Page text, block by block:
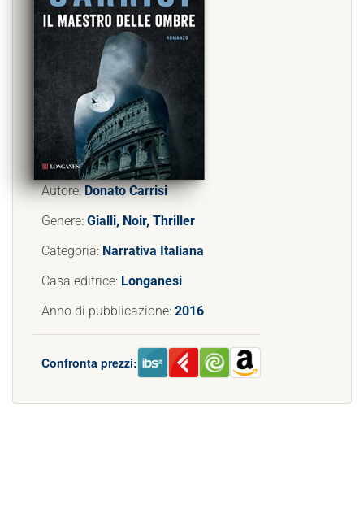
Autore:Donato Carrisi
Genere: Gialli, Noir, Thriller
Categoria: Narrativa Italiana
Casa editrice: Longanesi
Anno di pubblicazione: 2016
Confronta prezzi: